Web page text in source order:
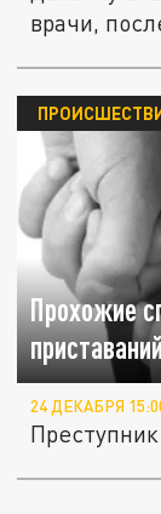
врачи,
Прохожие
24 ДЕКАБРЯ